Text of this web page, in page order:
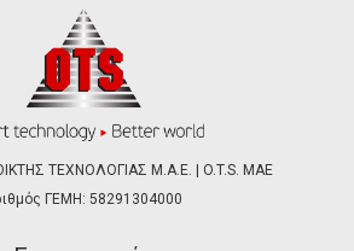
ΤΕΧΝΟΛΟΓΙΑΣ Μ.Α.Ε. | O.T.S. ΜΑΕ
ΓΕΜΗ: 58291304000